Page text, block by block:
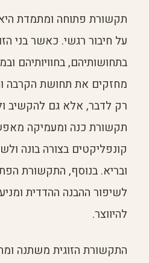
תקשורת פתוחה ומתמדת
על חיבור רגשי. כאשר בני
בתחושותיהם, בחוויותיהם
מחזקים את תחושת הקרבה
רק לדבר, אלא גם להקשיב
תקשורת כנה ומעמיקה
קונפליקטים בצורה בונה
ובריא. בנוסף, התקשורת
לשיפור ההבנה ההדדית
להיווצר.
התקשורת הזוגית משתנה